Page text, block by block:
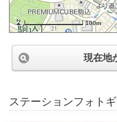
100m
現在地
ステーションフォト